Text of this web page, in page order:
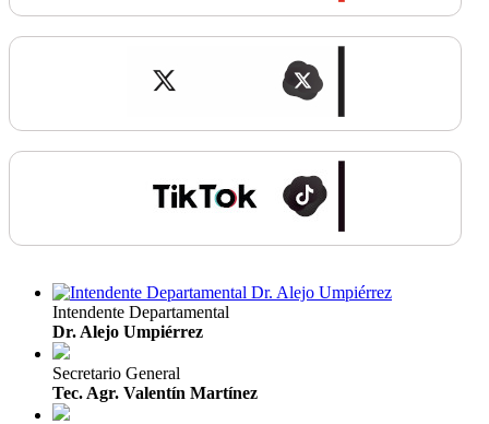
Intendente Departamental
Dr. Alejo Umpiérrez
Secretario General
Tec. Agr. Valentín Martínez